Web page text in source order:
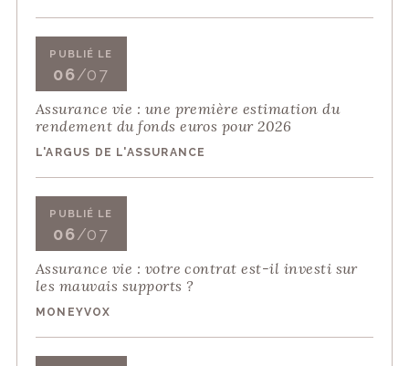
PUBLIÉ LE
06/07
Assurance vie : une première estimation du
rendement du fonds euros pour 2026
L'ARGUS DE L'ASSURANCE
PUBLIÉ LE
06/07
Assurance vie : votre contrat est-il investi sur
les mauvais supports ?
MONEYVOX